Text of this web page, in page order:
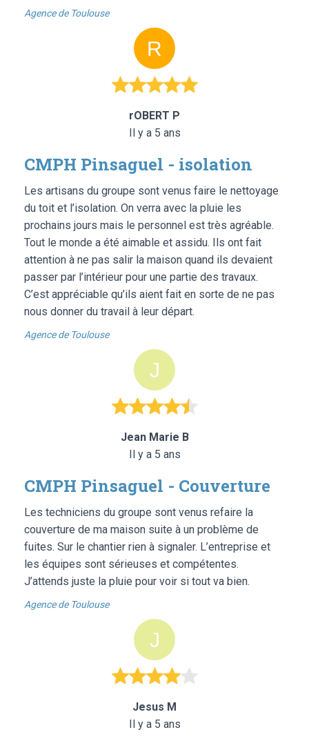
Agence de Toulouse
rOBERT P
Il y a 5 ans
CMPH Pinsaguel - isolation
Les artisans du groupe sont venus faire le nettoyage
du toit et l’isolation. On verra avec la pluie les
prochains jours mais le personnel est très agréable.
Tout le monde a été aimable et assidu. Ils ont fait
attention à ne pas salir la maison quand ils devaient
passer par l’intérieur pour une partie des travaux.
C’est appréciable qu’ils aient fait en sorte de ne pas
nous donner du travail à leur départ.
Agence de Toulouse
Jean Marie B
Il y a 5 ans
CMPH Pinsaguel - Couverture
Les techniciens du groupe sont venus refaire la
couverture de ma maison suite à un problème de
fuites. Sur le chantier rien à signaler. L’entreprise et
les équipes sont sérieuses et compétentes.
J’attends juste la pluie pour voir si tout va bien.
Agence de Toulouse
Jesus M
Il y a 5 ans